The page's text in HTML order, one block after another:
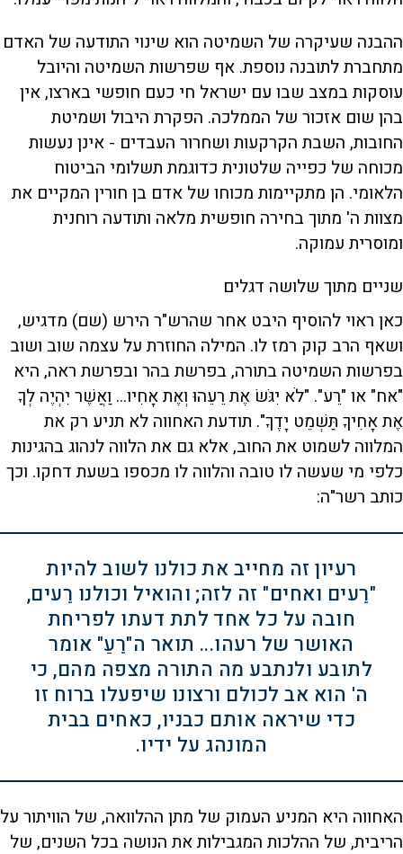
ההבנה שעיקרה של השמיטה הוא שינוי התודעה של האדם
מתחברת לתובנה נוספת. אף שפרשות השמיטה והיובל
עוסקות במצב שבו עם ישראל חי כעם חופשי בארצו, אין
בהן שום אזכור של הממלכה. הפקרת היבול ושמיטת
החובות, השבת הקרקעות ושחרור העבדים - אינן נעשות
מכוחה של כפייה שלטונית כדוגמת תשלומי הביטוח
הלאומי. הן מתקיימות מכוחו של אדם בן חורין המקיים את
מצוות ה' מתוך בחירה חופשית מלאה ותודעה רוחנית
ומוסרית עמוקה.
שניים מתוך שלושה דגלים
כאן ראוי להוסיף היבט אחר שהרש"ר הירש (שם) מדגיש,
ושאף הרב קוק רמז לו. המילה החוזרת על עצמה שוב ושוב
בפרשות השמיטה בתורה, בפרשת בהר ובפרשת ראה, היא
"אח" או "רֵע". "לֹא יִגֹּשׂ אֶת רֵעֵהוּ וְאֶת אָחִיו... וַאֲשֶׁר יִהְיֶה לְךָ
אֶת אָחִיךָ תַּשְׁמֵט יָדֶךָ". תודעת האחווה לא תניע רק את
המלווה לשמוט את החוב, אלא גם את הלווה לנהוג בהגינות
כלפי מי שעשה לו טובה והלווה לו מכספו בשעת דחקו. וכך
כותב רשר"ה:
רעיון זה מחייב את כולנו לשוב להיות
"רֵעים ואחים" זה לזה; והואיל וכולנו רֵעים,
חובה על כל אחד לתת דעתו לפריחת
האושר של רעהו... תואר ה"רֵעַ" אומר
לתובע ולנתבע מה התורה מצפה מהם, כי
ה' הוא אב לכולם ורצונו שיפעלו ברוח זו
כדי שיראה אותם כבניו, כאחים בבית
המונהג על ידיו.
האחווה היא המניע העמוק של מתן ההלוואה, של הוויתור על
הריבית, של ההלכות המגבילות את הנושה בכל השנים, של